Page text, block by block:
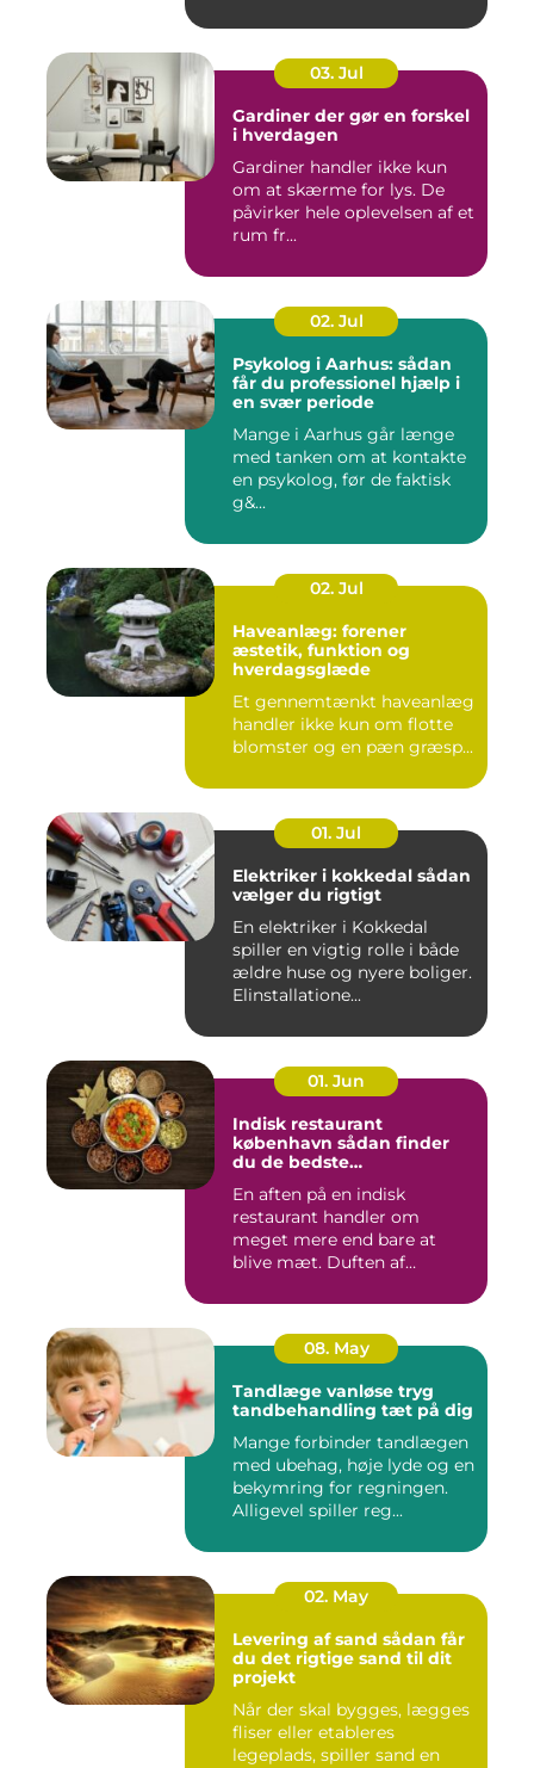
03. Jul
Gardiner der gør en forskel
i hverdagen
Gardiner handler ikke kun
om at skærme for lys. De
påvirker hele oplevelsen af et
rum fr...
02. Jul
Psykolog i Aarhus: sådan
får du professionel hjælp i
en svær periode
Mange i Aarhus går længe
med tanken om at kontakte
en psykolog, før de faktisk
g&...
02. Jul
Haveanlæg: forener
æstetik, funktion og
hverdagsglæde
Et gennemtænkt haveanlæg
handler ikke kun om flotte
blomster og en pæn græsp...
01. Jul
Elektriker i kokkedal sådan
vælger du rigtigt
En elektriker i Kokkedal
spiller en vigtig rolle i både
ældre huse og nyere boliger.
Elinstallatione...
01. Jun
Indisk restaurant
københavn sådan finder
du de bedste
En aften på en indisk
restaurant handler om
meget mere end bare at
blive mæt. Duften af
08. May
Tandlæge vanløse tryg
tandbehandling tæt på dig
Mange forbinder tandlægen
med ubehag, høje lyde og en
bekymring for regningen.
Alligevel spiller reg...
02. May
Levering af sand sådan får
du det rigtige sand til dit
projekt
Når der skal bygges, lægges
fliser eller etableres
legeplads, spiller sand en